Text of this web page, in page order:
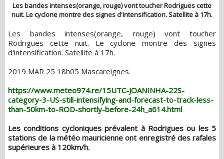
Les bandes intenses(orange, rouge) vont toucher Rodrigues cette
nuit. Le cyclone montre des signes d'intensification. Satellite à 17h.
Les bandes intenses(orange, rouge) vont toucher
Rodrigues cette nuit. Le cyclone montre des signes
d'intensification. Satellite à 17h.
2019 MAR 25 18h05 Mascareignes.
https://www.meteo974.re/15UTC-JOANINHA-22S-
category-3-US-still-intensifying-and-forecast-to-track-less-
than-50km-to-ROD-shortly-before-24h_a614.html
Les conditions cycloniques prévalent à Rodrigues ou les 5
stations de la météo mauricienne ont enregistré des rafales
supérieures à 120km/h.